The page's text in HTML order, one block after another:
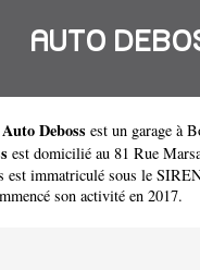
AUTO
Auto Deboss est un garage à
est domicilié au 81 Rue
est immatriculé sous le
son activité en 2017.